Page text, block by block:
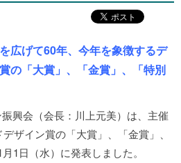
広げて60年、今年を象徴するデ
の「大賞」、「金賞」、「特別
興会（会長：川上元美）は、主催
ザイン賞の「大賞」、「金賞」、
1日（水）に発表しました。